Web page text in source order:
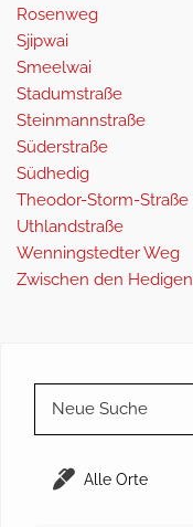
Rosenweg
Sjipwai
Smeelwai
Stadumstraße
Steinmannstraße
Süderstraße
Südhedig
Theodor-Storm-Straße
Uthlandstraße
Wenningstedter Weg
Zwischen den Hedigen
Neue Suche
Alle Orte